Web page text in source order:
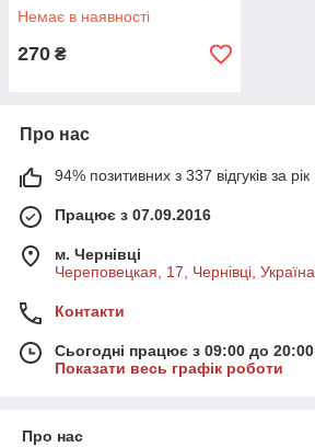
Немає в наявності
270 ₴
Про нас
94% позитивних з 337 відгуків за рік
Працює з 07.09.2016
м. Чернівці
Череповецкая, 17, Чернівці, Україна
Контакти
Сьогодні працює з 09:00 до 20:00
Показати весь графік роботи
Про нас